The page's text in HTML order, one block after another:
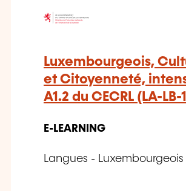
Luxembourgeois,
et Citoyenneté,
A1.2 du CECRL (LA-LB-
E-LEARNING
Langues - Luxembourgeois